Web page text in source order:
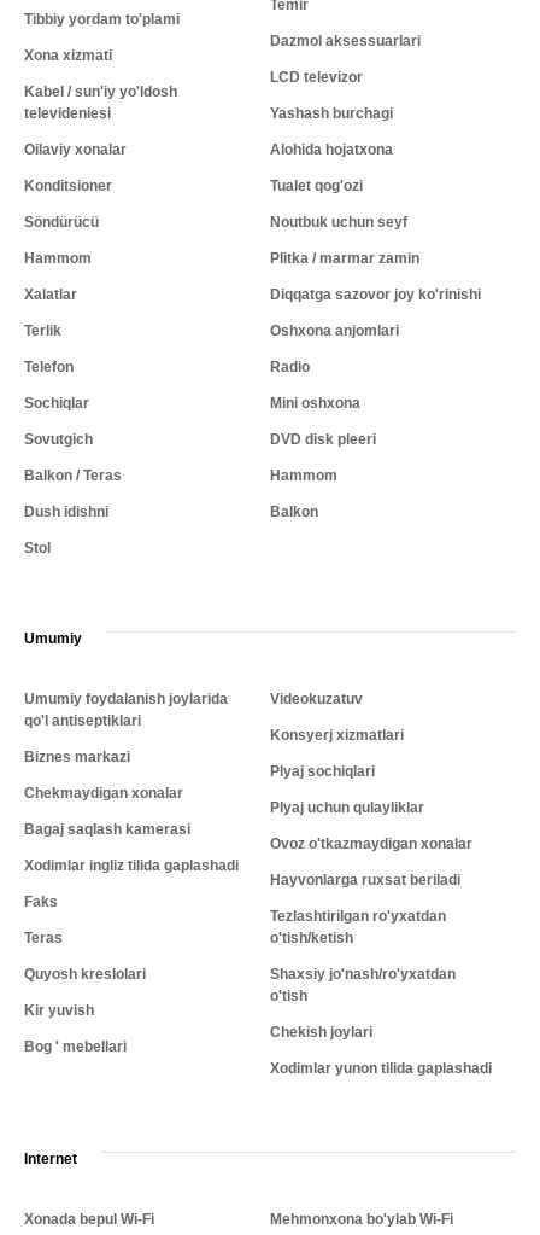
Tibbiy yordam to'plami
Xona xizmati
Kabel / sun'iy yo'ldosh
televideniesi
Oilaviy xonalar
Konditsioner
Söndürücü
Hammom
Xalatlar
Terlik
Telefon
Sochiqlar
Sovutgich
Balkon / Teras
Dush idishni
Stol
Temir
Dazmol aksessuarlari
LCD televizor
Yashash burchagi
Alohida hojatxona
Tualet qog'ozi
Noutbuk uchun seyf
Plitka / marmar zamin
Diqqatga sazovor joy ko'rinishi
Oshxona anjomlari
Radio
Mini oshxona
DVD disk pleeri
Hammom
Balkon
Umumiy
Umumiy foydalanish joylarida
qo'l antiseptiklari
Biznes markazi
Chekmaydigan xonalar
Bagaj saqlash kamerasi
Xodimlar ingliz tilida gaplashadi
Faks
Teras
Quyosh kreslolari
Kir yuvish
Bog ' mebellari
Videokuzatuv
Konsyerj xizmatlari
Plyaj sochiqlari
Plyaj uchun qulayliklar
Ovoz o'tkazmaydigan xonalar
Hayvonlarga ruxsat beriladi
Tezlashtirilgan ro'yxatdan
o'tish/ketish
Shaxsiy jo'nash/ro'yxatdan
o'tish
Chekish joylari
Xodimlar yunon tilida gaplashadi
Internet
Xonada bepul Wi-Fi Mehmonxona bo'ylab Wi-Fi